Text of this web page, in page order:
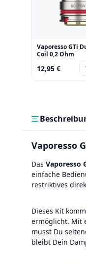
Vaporesso GTi
Coil 0,2 Ohm
12,95 €
Vaporesso
Das Vaporesso
einfache
restriktives
Dieses Kit
ermöglicht. Mit
musst Du
bleibt Dein